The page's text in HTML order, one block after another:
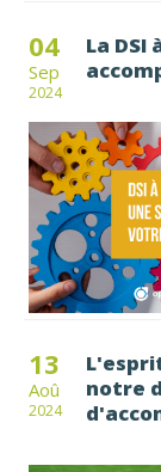
04
Sep
2024
La
13
Aoû
2024
notre